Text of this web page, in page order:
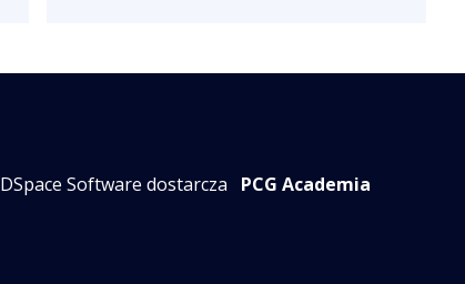
DSpace Software dostarcza PCG Academia